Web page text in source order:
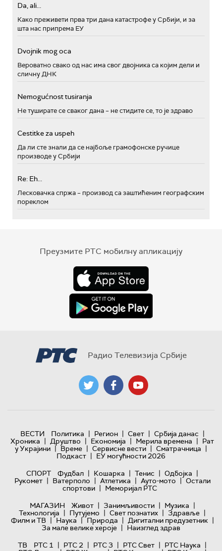
Da, ali...
Како преживети прва три дана катастрофе у Србији, и за
шта нас припрема ЕУ
Dvojnik mog oca
Вероватно свако од нас има свог двојника са којим дели и
сличну ДНК
Nemogućnost tusiranja
Не туширате се сваког дана – не стидите се, то је здраво
Cestitke za uspeh
Да ли сте знали да се најбоље грамофонске ручице
производе у Србији
Re: Eh...
Лесковачка спржа – производ са заштићеним географским
пореклом
Преузмите РТС мобилну апликацију
Радио Телевизија Србије
ВЕСТИ Политика | Регион | Свет | Србија данас |
Хроника | Друштво | Економија | Мерила времена | Рат
у Украјини | Време | Сервисне вести | Сматрачница |
Подкаст | ЕУ могућности 2026
СПОРТ
Фудбал | Кошарка | Тенис | Одбојка |
Рукомет | Ватерполо | Атлетика | Ауто-мото | Остали
спортови | Меморијал РТС
МАГАЗИН
Живот | Занимљивости | Музика |
Технологијa | Путујемо | Свет познатих | Здравље |
Филм и ТВ | Наука | Природа | Дигитални предузетник |
За мале велике хероје | Наизглед здрав
ТВ
РТС 1 | РТС 2 | РТС 3 | РТС Свет | РТС Наука |